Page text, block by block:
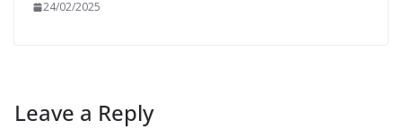
24/02/2025
Leave a Reply